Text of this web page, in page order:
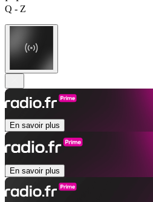
Q - Z
En savoir plus
En savoir plus